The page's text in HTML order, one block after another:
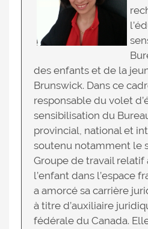
des enfants et de la
Brunswick. Dans ce
responsable du volet
sensibilisation du
provincial, national et
soutenu notamment le
Groupe de travail relatif
l’enfant dans l’espace
a amorcé sa carrière
à titre d’auxiliaire
fédérale du Canada.